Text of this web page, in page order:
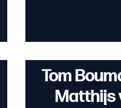
Tom
Matthijs